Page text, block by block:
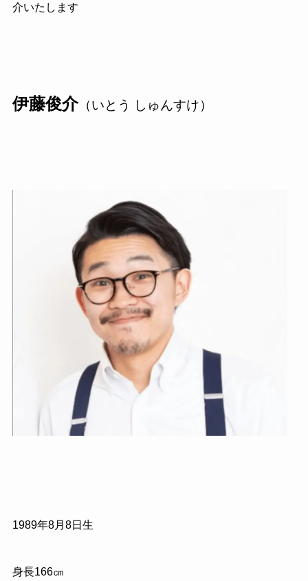
介いたします
伊藤俊介（いとう しゅんすけ）
1989年8月8日生
身長166㎝